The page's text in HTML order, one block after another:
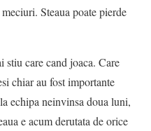
Steaua poate pierde
stiu care cand joaca. Care
chiar au fost importante
echipa neinvinsa doua luni,
e acum derutata de orice